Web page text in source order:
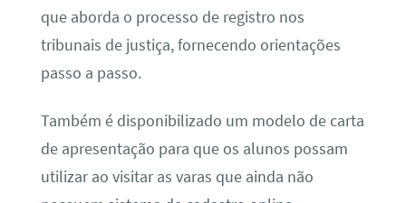
que aborda o processo de registro nos
tribunais de justiça, fornecendo orientações
passo a passo.
Também é disponibilizado um modelo de carta
de apresentação para que os alunos possam
utilizar ao visitar as varas que ainda não